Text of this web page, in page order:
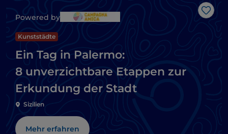
Like
Powered by
Kunststädte
Ein Tag in Palermo:
8 unverzichtbare Etappen zur
Erkundung der Stadt
Sizilien
Mehr erfahren